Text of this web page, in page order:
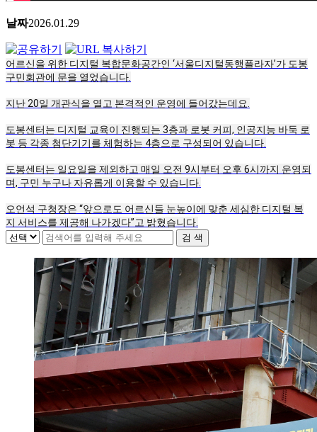
날짜2026.01.29
어르신을 위한 디지털 복합문화공간인 ‘서울디지털동행플라자’가 도봉
구민회관에 문을 열었습니다.
지난 20일 개관식을 열고 본격적인 운영에 들어갔는데요.
도봉센터는 디지털 교육이 진행되는 3층과 로봇 커피, 인공지능 바둑 로
봇 등 각종 첨단기기를 체험하는 4층으로 구성되어 있습니다.
도봉센터는 일요일을 제외하고 매일 오전 9시부터 오후 6시까지 운영되
며, 구민 누구나 자유롭게 이용할 수 있습니다.
오언석 구청장은 “앞으로도 어르신들 눈높이에 맞춘 세심한 디지털 복
지 서비스를 제공해 나가겠다”고 밝혔습니다.